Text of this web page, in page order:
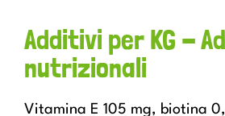
Additivi per KG -
nutrizionali
Vitamina E 105 mg, biotina